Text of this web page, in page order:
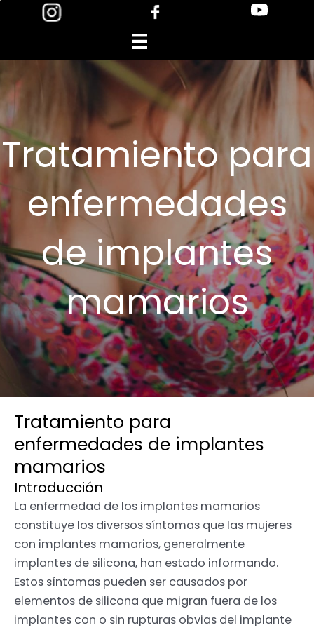
Tratamiento para
enfermedades
de implantes
mamarios
Tratamiento para
enfermedades de implantes
mamarios
Introducción
La enfermedad de los implantes mamarios
constituye los diversos síntomas que las mujeres
con implantes mamarios, generalmente
implantes de silicona, han estado informando.
Estos síntomas pueden ser causados ​​por
elementos de silicona que migran fuera de los
implantes con o sin rupturas obvias del implante